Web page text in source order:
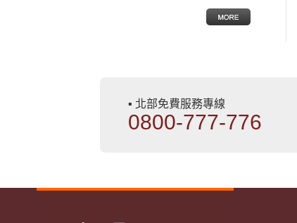
▪ 北部免費服務專線
0800-777-776